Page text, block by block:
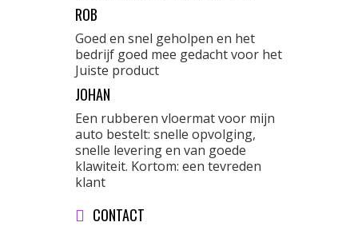
ROB
Goed en snel geholpen en het
bedrijf goed mee gedacht voor het
Juiste product
JOHAN
Een rubberen vloermat voor mijn
auto bestelt: snelle opvolging,
snelle levering en van goede
klawiteit. Kortom: een tevreden
klant
CONTACT